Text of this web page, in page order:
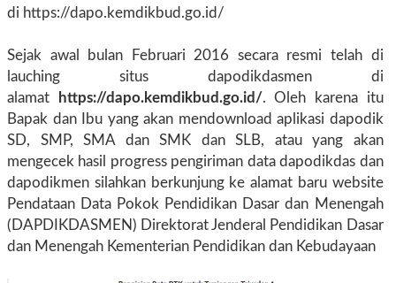
di https://dapo.kemdikbud.go.id/
Sejak awal bulan Februari 2016 secara resmi telah di
lauching situs dapodikdasmen di
alamat
https://dapo.kemdikbud.go.id/. Oleh karena itu
Bapak dan Ibu yang akan mendownload aplikasi dapodik
SD, SMP, SMA dan SMK dan SLB, atau yang akan
mengecek hasil progress pengiriman data dapodikdas dan
dapodikmen silahkan berkunjung ke alamat baru website
Pendataan Data Pokok Pendidikan Dasar dan Menengah
(DAPDIKDASMEN) Direktorat Jenderal Pendidikan Dasar
dan Menengah Kementerian Pendidikan dan Kebudayaan